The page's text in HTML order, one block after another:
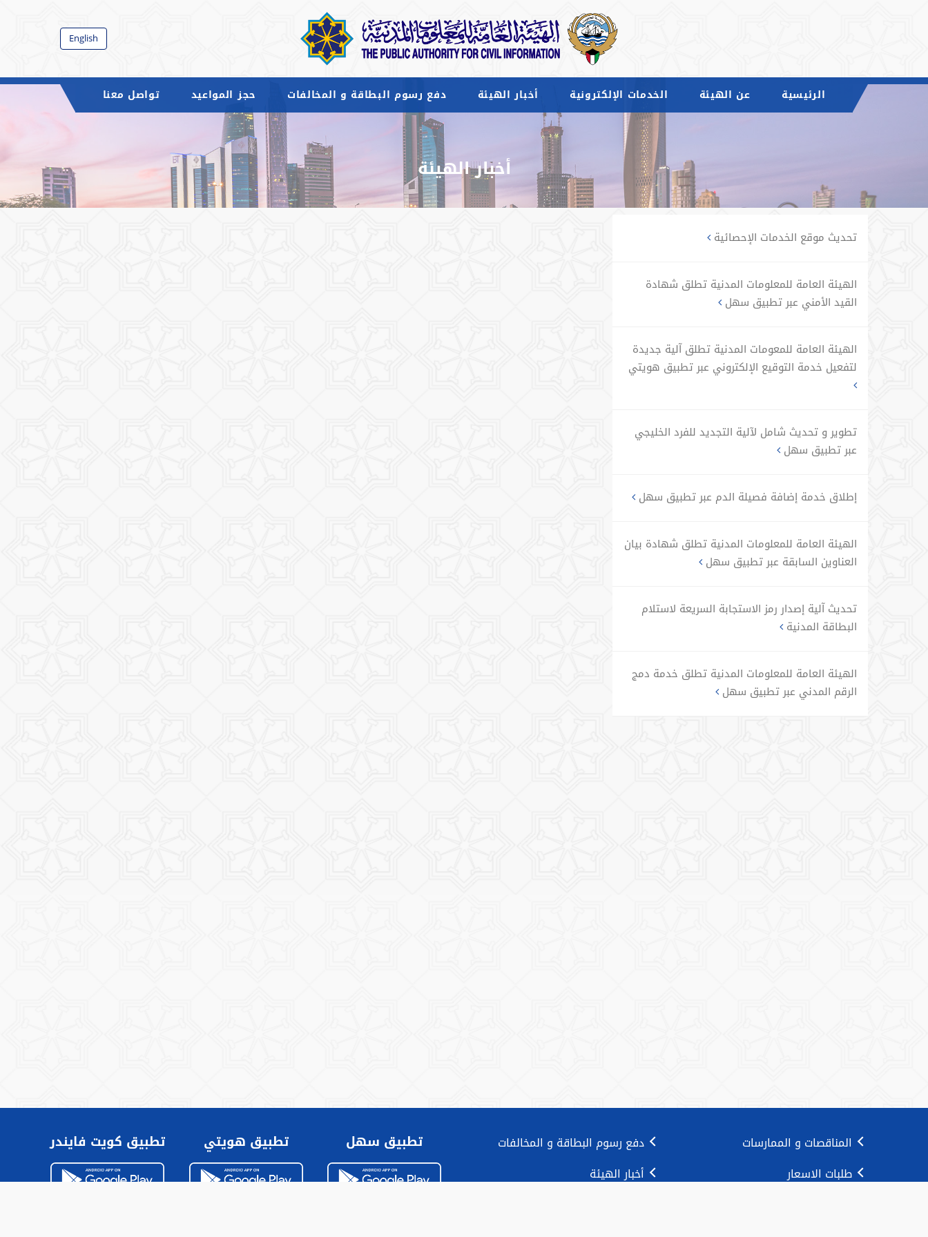
English
الرئيسية عن الهيئة الخدمات الإلكترونية أخبار الهيئة دفع رسوم البطاقة و المخالفات حجز المواعيد تواصل معنا
أخبار الهيئة
تحديث موقع الخدمات الإحصائية
الهيئة العامة للمعلومات المدنية تطلق شهادة
القيد الأمني عبر تطبيق سهل
الهيئة العامة للمعومات المدنية تطلق آلية جديدة
لتفعيل خدمة التوقيع الإلكتروني عبر تطبيق هويتي
تطوير و تحديث شامل لآلية التجديد للفرد الخليجي
عبر تطبيق سهل
إطلاق خدمة إضافة فصيلة الدم عبر تطبيق سهل
الهيئة العامة للمعلومات المدنية تطلق شهادة بيان
العناوين السابقة عبر تطبيق سهل
تحديث آلية إصدار رمز الاستجابة السريعة لاستلام
البطاقة المدنية
الهيئة العامة للمعلومات المدنية تطلق خدمة دمج
الرقم المدني عبر تطبيق سهل
المناقصات و الممارسات
طلبات الاسعار
دفع رسوم البطاقة و المخالفات
أخبار الهيئة
تطبيق سهل تطبيق هويتي تطبيق كويت فايندر